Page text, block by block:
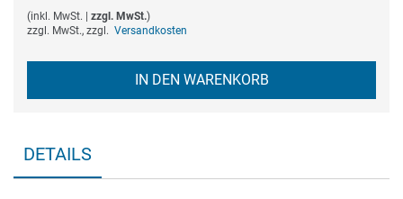
(inkl. MwSt. zzgl. MwSt.)
zzgl. MwSt., zzgl. Versandkosten
IN DEN WARENKORB
DETAILS